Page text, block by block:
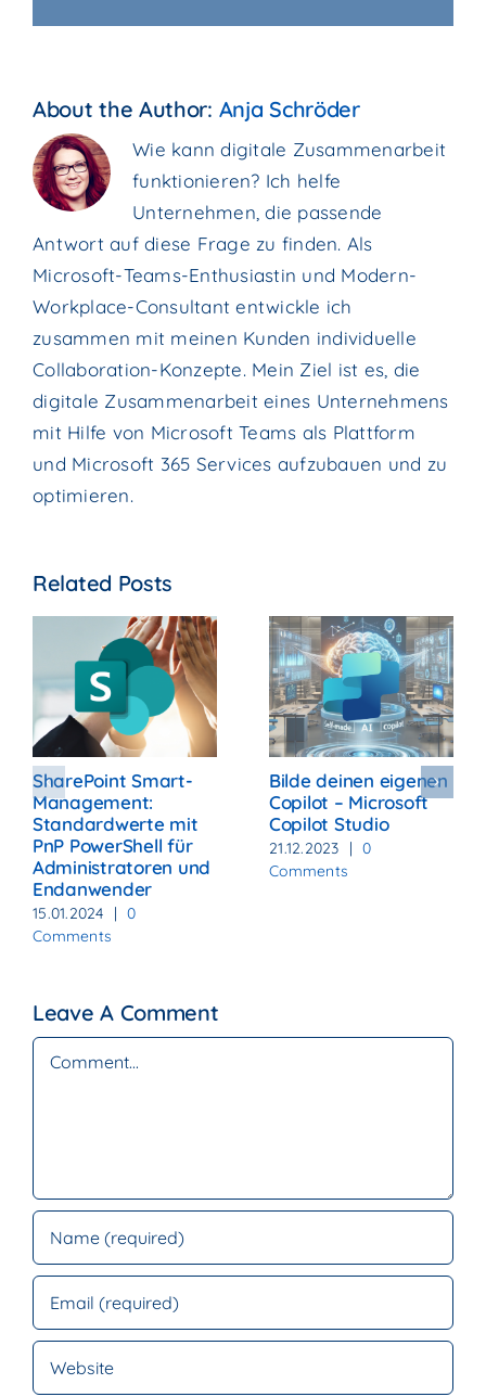
About the Author: Anja Schröder
Wie kann digitale Zusammenarbeit
funktionieren? Ich helfe
Unternehmen, die passende
Antwort auf diese Frage zu finden. Als
Microsoft-Teams-Enthusiastin und Modern-
Workplace-Consultant entwickle ich
zusammen mit meinen Kunden individuelle
Collaboration-Konzepte. Mein Ziel ist es, die
digitale Zusammenarbeit eines Unternehmens
mit Hilfe von Microsoft Teams als Plattform
und Microsoft 365 Services aufzubauen und zu
optimieren.
Related Posts
SharePoint Smart-
Management:
Standardwerte mit
PnP PowerShell für
Administratoren und
Endanwender
15.01.2024 | 0
Comments
Bilde deinen eigenen
Copilot – Microsoft
Copilot Studio
21.12.2023 | 0
Comments
Leave A Comment
Comment